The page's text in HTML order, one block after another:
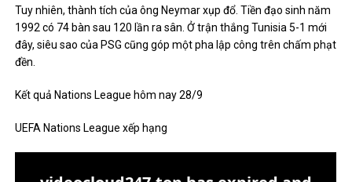
Tuy nhiên, thành tích của ông Neymar xụp đổ. Tiền đạo sinh năm
1992 có 74 bàn sau 120 lần ra sân. Ở trận thắng Tunisia 5-1 mới
đây, siêu sao của PSG cũng góp một pha lập công trên chấm phạt
đền.
Kết quả Nations League hôm nay 28/9
UEFA Nations League xếp hạng